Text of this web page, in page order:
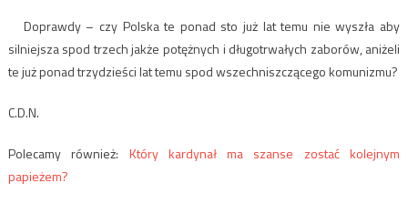
Doprawdy – czy Polska te ponad sto już lat temu nie wyszła aby
silniejsza spod trzech jakże potężnych i długotrwałych zaborów, aniżeli
te już ponad trzydzieści lat temu spod wszechniszczącego komunizmu?
C.D.N.
Polecamy również: Który kardynał ma szanse zostać kolejnym
papieżem?